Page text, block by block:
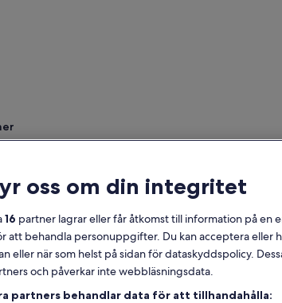
Gratis avbokning
2 tim
Kupong på
mobilen
Bekräftas direkt
Flera språk
oss om din integritet
16 partner lagrar eller får åtkomst till information på en
att behandla personuppgifter. Du kan acceptera eller
eller när som helst på sidan för dataskyddspolicy.
och påverkar inte webbläsningsdata.
partners behandlar data för att tillhandahålla: